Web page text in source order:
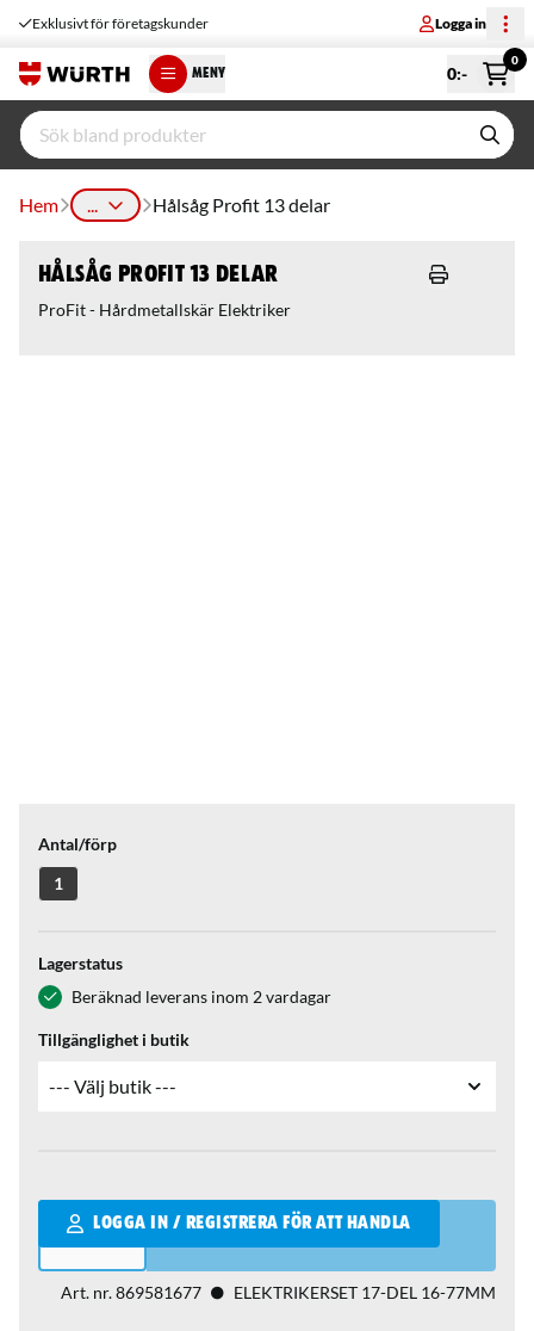
Exklusivt för företagskunder Logga in
MENY 0:-
0
Hem ... Hålsåg Profit 13 delar
Hålsåg Profit 13 delar
ProFit - Hårdmetallskär Elektriker
Antal/förp
1
Lagerstatus
Beräknad leverans inom 2 vardagar
Tillgänglighet i butik
LOGGA IN / REGISTRERA FÖR ATT HANDLA
Qantity
Art. nr.869581677 ELEKTRIKERSET 17-DEL 16-77MM